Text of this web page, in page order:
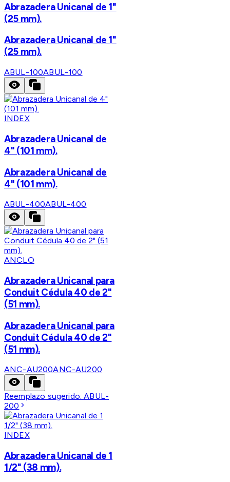
Abrazadera Unicanal de 1"
(25 mm).
Abrazadera Unicanal de 1"
(25 mm).
ABUL-100ABUL-100
INDEX
Abrazadera Unicanal de
4" (101 mm).
Abrazadera Unicanal de
4" (101 mm).
ABUL-400ABUL-400
ANCLO
Abrazadera Unicanal para
Conduit Cédula 40 de 2"
(51 mm).
Abrazadera Unicanal para
Conduit Cédula 40 de 2"
(51 mm).
ANC-AU200ANC-AU200
Reemplazo sugerido:ABUL-
200
INDEX
Abrazadera Unicanal de 1
1/2" (38 mm).